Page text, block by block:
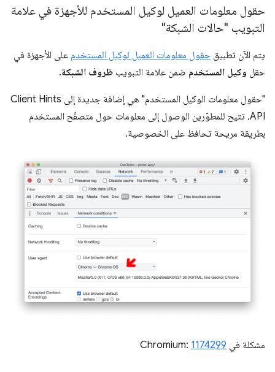
حقول معلومات العميل لوكيل المستخدم للأجهزة في علامة
التبويب "حالات الشبكة"
يتم الآن تطبيق حقول معلومات العميل لوكيل المستخدم على الأجهزة في
حقل وكيل المستخدم ضمن علامة التبويب ظروف الشبكة.
"حقول معلومات الوكيل المستخدم" هي إضافة جديدة إلى Client Hints
API، تتيح للمطوّرين الوصول إلى معلومات حول متصفّح المستخدم
بطريقة مريحة تحافظ على الخصوصية.
مشكلة في Chromium: 1174299